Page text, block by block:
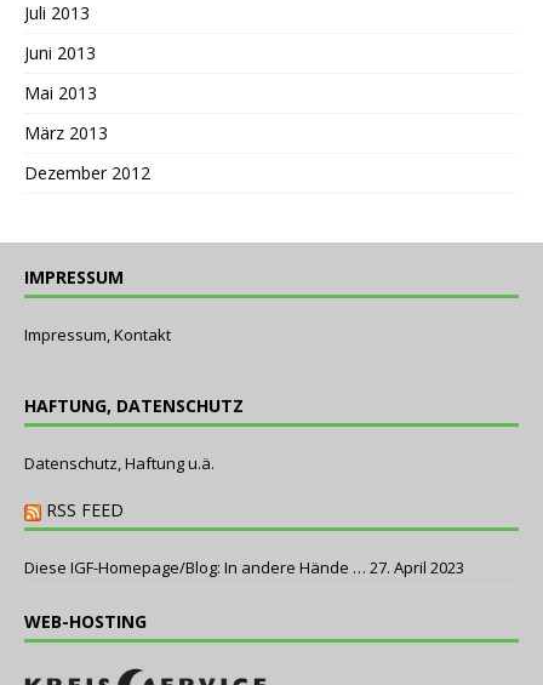
Juli 2013
Juni 2013
Mai 2013
März 2013
Dezember 2012
IMPRESSUM
Impressum, Kontakt
HAFTUNG, DATENSCHUTZ
Datenschutz, Haftung u.ä.
RSS FEED
Diese IGF-Homepage/Blog: In andere Hände … 27. April 2023
WEB-HOSTING